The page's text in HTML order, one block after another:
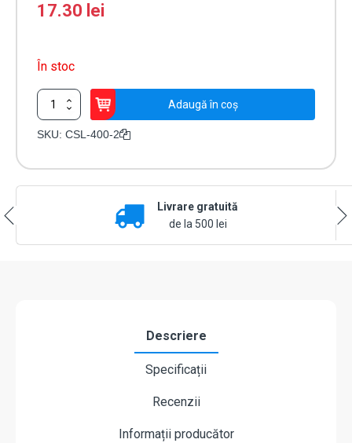
17.30 lei
În stoc
Cantitate
Set
legatura
Adaugă în coș
SKU: CSL-400-2
Livrare gratuită
de la 500 lei
Descriere
Specificații
Recenzii
Informații producător